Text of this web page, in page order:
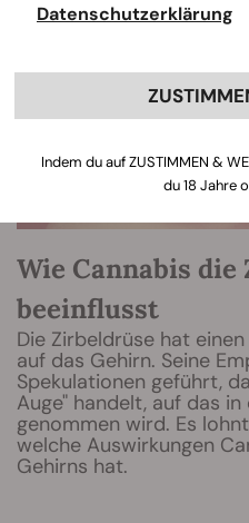
Wie Cannabis
beeinflusst
Die Zirbeldrüse hat
auf das Gehirn. Seine
Spekulationen geführt,
Auge" handelt, auf das
genommen wird. Es
welche Auswirkungen
Gehirns hat.
Datenschutzerklärung
Indem du auf ZUSTIMMEN &
du 18 Jahre